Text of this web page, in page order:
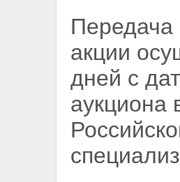
Передача
акции
дней с
аукциона